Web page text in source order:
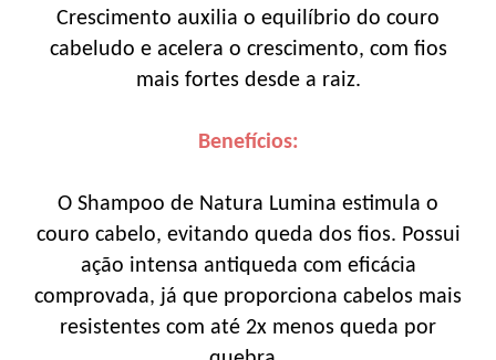
Crescimento auxilia o equilíbrio do couro
cabeludo e acelera o crescimento, com fios
mais fortes desde a raiz.
Benefícios:
O Shampoo de Natura Lumina estimula o
couro cabelo, evitando queda dos fios. Possui
ação intensa antiqueda com eficácia
comprovada, já que proporciona cabelos mais
resistentes com até 2x menos queda por